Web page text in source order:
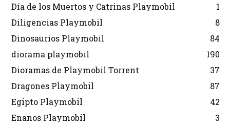
Día de los Muertos y Catrinas Playmobil
1
Diligencias Playmobil
8
Dinosaurios Playmobil
84
diorama playmobil
190
Dioramas de Playmobil Torrent
37
Dragones Playmobil
87
Egipto Playmobil
42
Enanos Playmobil
3